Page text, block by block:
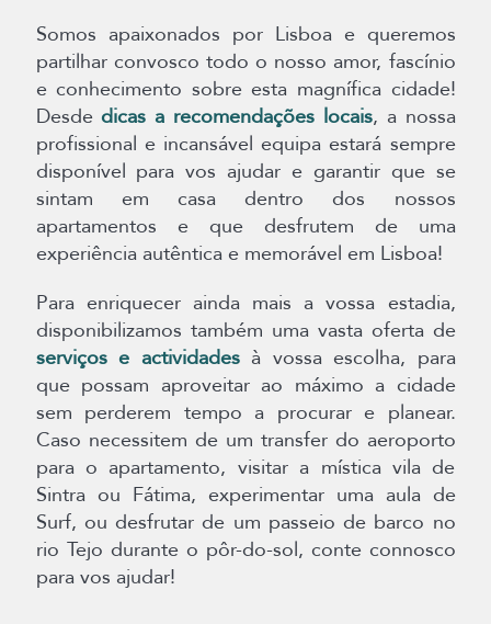
Somos apaixonados por Lisboa e queremos
partilhar convosco todo o nosso amor, fascínio
e conhecimento sobre esta magnífica cidade!
Desdedicas a recomendações locais, a nossa
profissional e incansável equipa estará sempre
disponível para vos ajudar e garantir que se
sintam em casa dentro dos nossos
apartamentos e que desfrutem de uma
experiência autêntica e memorável em Lisboa!
Para enriquecer ainda mais a vossa estadia,
disponibilizamos também uma vasta oferta de
serviços e actividadesà vossa escolha, para
que possam aproveitar ao máximo a cidade
sem perderem tempo a procurar e planear.
Caso necessitem de um transfer do aeroporto
para o apartamento, visitar a mística vila de
Sintra ou Fátima, experimentar uma aula de
Surf, ou desfrutar de um passeio de barco no
rio Tejo durante o pôr-do-sol, conte connosco
para vos ajudar!